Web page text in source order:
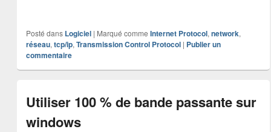
Posté dans Logiciel | Marqué comme Internet Protocol, network,
réseau, tcp/ip, Transmission Control Protocol | Publier un
commentaire
Utiliser 100 % de bande passante sur
windows